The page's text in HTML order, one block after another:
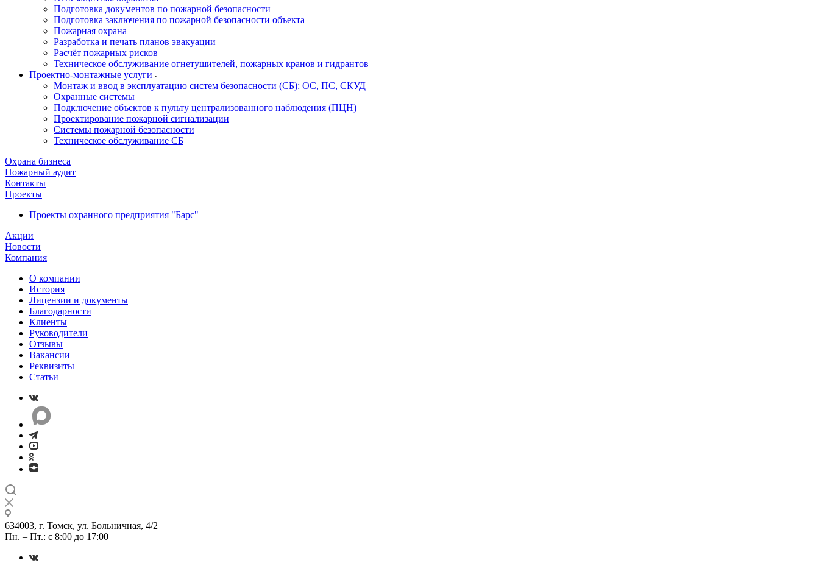
Подготовка документов по пожарной безопасности
Подготовка заключения по пожарной безопасности объекта
Пожарная охрана
Разработка и печать планов эвакуации
Расчёт пожарных рисков
Техническое обслуживание огнетушителей, пожарных кранов и гидрантов
Проектно-монтажные услуги
Монтаж и ввод в эксплуатацию систем безопасности (СБ): ОС, ПС, СКУД
Охранные системы
Подключение объектов к пульту централизованного наблюдения (ПЦН)
Проектирование пожарной сигнализации
Системы пожарной безопасности
Техническое обслуживание СБ
Охрана бизнеса
Пожарный аудит
Контакты
Проекты
Проекты охранного предприятия "Барс"
Акции
Новости
Компания
О компании
История
Лицензии и документы
Благодарности
Клиенты
Руководители
Отзывы
Вакансии
Реквизиты
Статьи
634003, г. Томск, ул. Больничная, 4/2
Пн. – Пт.: с 8:00 до 17:00